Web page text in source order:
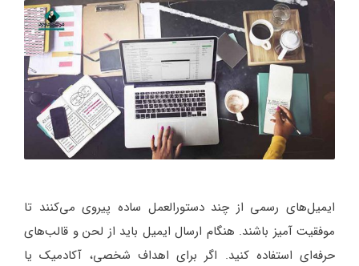
ایمیل‌های رسمی از چند دستورالعمل ساده پیروی می‌کنند تا
موفقیت آمیز باشند. هنگام ارسال ایمیل باید از لحن و قالب‌های
حرفه‌ای استفاده کنید. اگر برای اهداف شخصی، آکادمیک یا